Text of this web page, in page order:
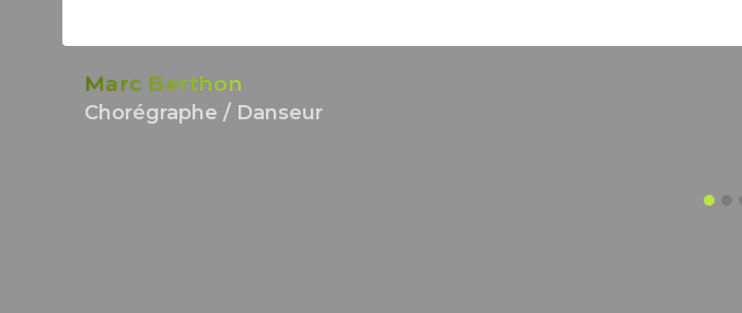
Marc Berthon
Chorégraphe / Danseur